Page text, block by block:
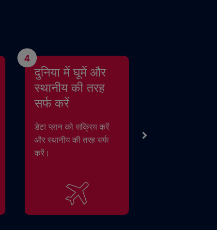
4
दुनिया में घूमें और
स्थानीय की तरह
सर्फ करें
डेटा प्लान को सक्रिय करें
और स्थानीय की तरह सर्फ
करें।